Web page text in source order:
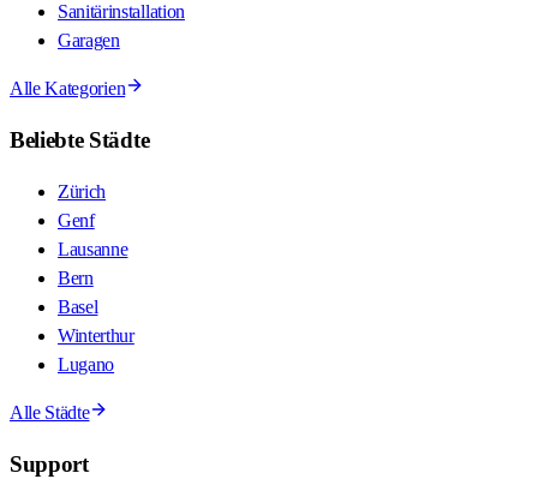
Sanitärinstallation
Garagen
Alle Kategorien
Beliebte Städte
Zürich
Genf
Lausanne
Bern
Basel
Winterthur
Lugano
Alle Städte
Support